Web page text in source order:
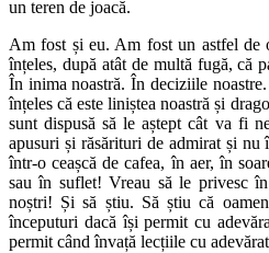
un teren de joacă.
Am fost și eu. Am fost un astfel de
înțeles, după atât de multă fugă, că
În inima noastră. În deciziile
înțeles că este liniștea noastră și
sunt dispusă să le aștept cât va fi
apusuri și răsărituri de admirat și nu
într-o ceașcă de cafea, în aer, în
sau în suflet! Vreau să le privesc
noștri! Și să știu. Să știu că
începuturi dacă își permit cu
permit când învață lecțiile cu